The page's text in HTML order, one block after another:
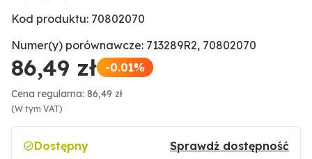
Kod produktu: 70802070
Numer(y) porównawcze: 713289R2, 70802070
86,49 zł -0.01%
Cena regularna: 86,49 zł
(W tym VAT)
Dostępny Sprawdź dostępność